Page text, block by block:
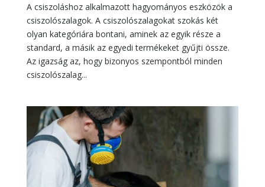
A csiszoláshoz alkalmazott hagyományos eszközök a
csiszolószalagok. A csiszolószalagokat szokás két
olyan kategóriára bontani, aminek az egyik része a
standard, a másik az egyedi termékeket gyűjti össze.
Az igazság az, hogy bizonyos szempontból minden
csiszolószalag...